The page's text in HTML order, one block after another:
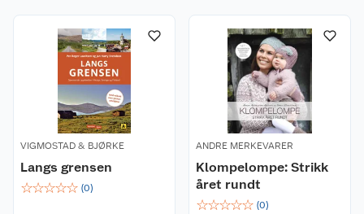
VIGMOSTAD & BJØRKE
Langs grensen
☆☆☆☆☆ (0)
ANDRE MERKEVARER
Klompelompe: Strikk
året rundt
☆☆☆☆☆ (0)